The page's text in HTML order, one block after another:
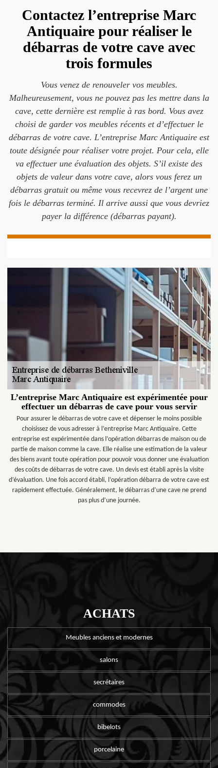
Contactez l’entreprise Marc
Antiquaire pour réaliser le
débarras de votre cave avec
trois formules
Vous venez de renouveler vos meubles.
Malheureusement, vous ne pouvez pas les mettre dans la
cave, cette dernière est remplie à ras bord. Vous avez
choisi de garder vos meubles récents et d’effectuer le
débarras de votre cave. L’entreprise Marc Antiquaire est
toute désignée pour réaliser votre projet. Pour cela, elle
va effectuer une évaluation des objets. S’il existe des
objets de valeur dans votre cave, alors vous ferez un
débarras gratuit ou même vous recevrez de l’argent une
fois le débarras terminé. Il arrive aussi que vous devriez
payer la différence (débarras payant).
L’entreprise Marc Antiquaire est expérimentée pour
effectuer un débarras de cave pour vous servir
Pour assurer le débarras de votre cave et dépenser le moins possible
choisissez de vous adresser à l’entreprise Marc Antiquaire. Cette
entreprise est expérimentée dans l’opération débarras de maison ou de
partie de maison comme la cave. Elle réalise une estimation de la valeur
des biens avant toute opération pour pouvoir vous donner une évaluation
des coûts de débarras de votre cave. Un devis est établi après la visite
d’évaluation. Une fois accord établi, l’opération débarra de votre cave est
rapidement effectuée. Généralement, le débarras d’une cave ne prend
pas plus d’une journée.
ACHATS
Meubles anciens et modernes
salons
secrétaires
commodes
bibelots
porcelaine